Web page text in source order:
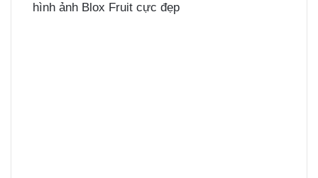
hình ảnh Blox Fruit cực đẹp